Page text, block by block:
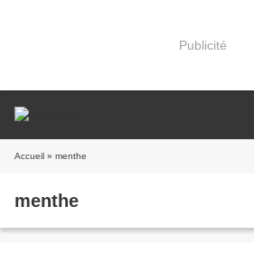
Publicité
Accueil » menthe
menthe